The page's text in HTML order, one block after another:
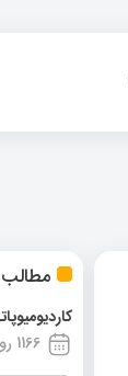
مطالب
1166 روز پیش